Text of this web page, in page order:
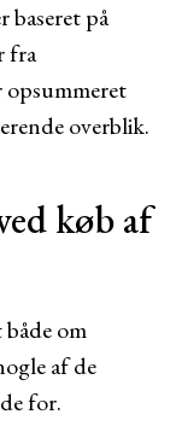
baseret på
fra
overblik.
køb af
om
af de
for.